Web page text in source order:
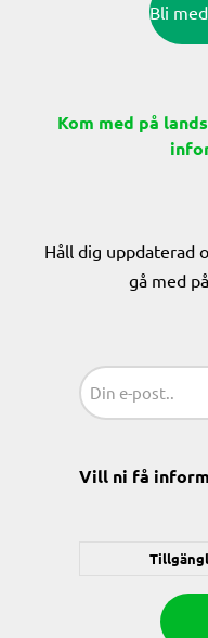
Bli
Kom med på
Håll dig uppdaterad
gå med
Vill ni få